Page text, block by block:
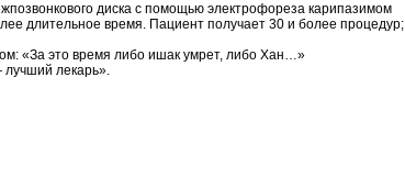
диска с помощью электрофореза карипазимом
длительное время. Пациент получает 30 и более процедур;
«За это время либо ишак умрет, либо Хан…»
лучший лекарь».